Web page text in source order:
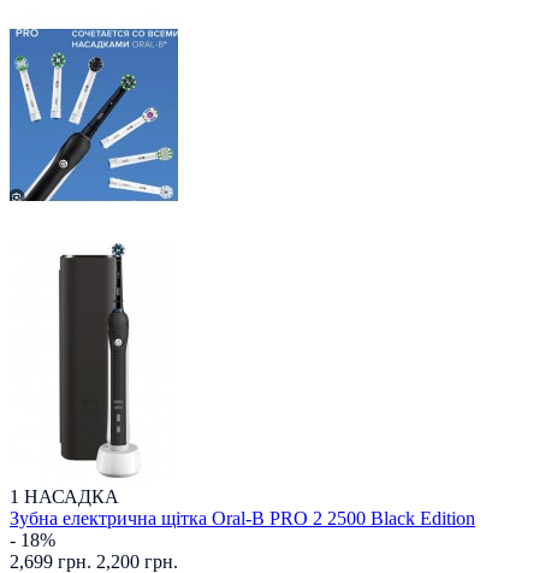
1 НАСАДКА
Зубна електрична щітка Oral-B PRO 2 2500 Black Edition
- 18%
2,699 грн. 2,200 грн.